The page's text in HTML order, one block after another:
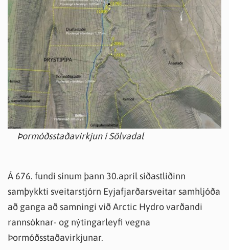
Þormóðsstaðavirkjun í Sölvadal
Á 676. fundi sínum þann 30.apríl síðastliðinn
samþykkti sveitarstjórn Eyjafjarðarsveitar samhljóða
að ganga að samningi við Arctic Hydro varðandi
rannsóknar- og nýtingarleyfi vegna
Þormóðsstaðavirkjunar.